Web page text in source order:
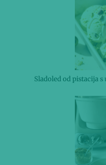
Sladoled od pistacija